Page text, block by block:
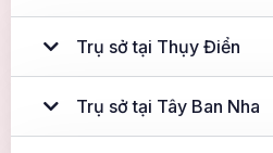
Trụ sở tại Thụy Điển
Trụ sở tại Tây Ban Nha